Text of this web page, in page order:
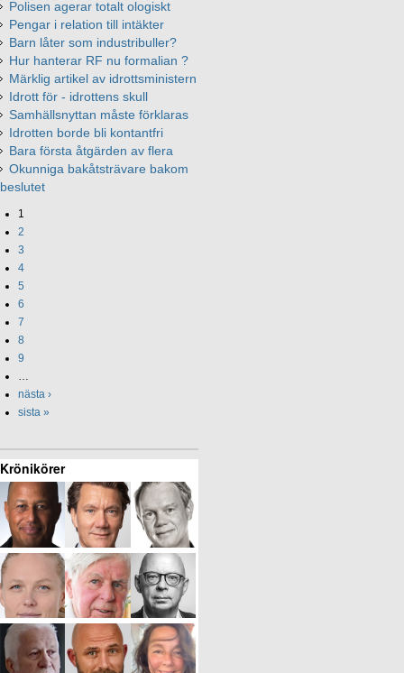
Polisen agerar totalt ologiskt
Pengar i relation till intäkter
Barn låter som industribuller?
Hur hanterar RF nu formalian ?
Märklig artikel av idrottsministern
Idrott för - idrottens skull
Samhällsnyttan måste förklaras
Idrotten borde bli kontantfri
Bara första åtgärden av flera
Okunniga bakåtsträvare bakom
beslutet
1
2
3
4
5
6
7
8
9
…
nästa ›
sista »
Krönikörer